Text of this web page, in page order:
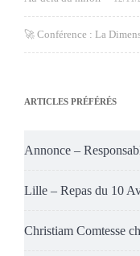
🚀 Conférence : La
ARTICLES PRÉFÉRÉS
Annonce –
Lille – Repas du 10
Christiam Comtesse